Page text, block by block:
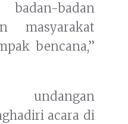
badan
masyarakat
bencana,”
acara di